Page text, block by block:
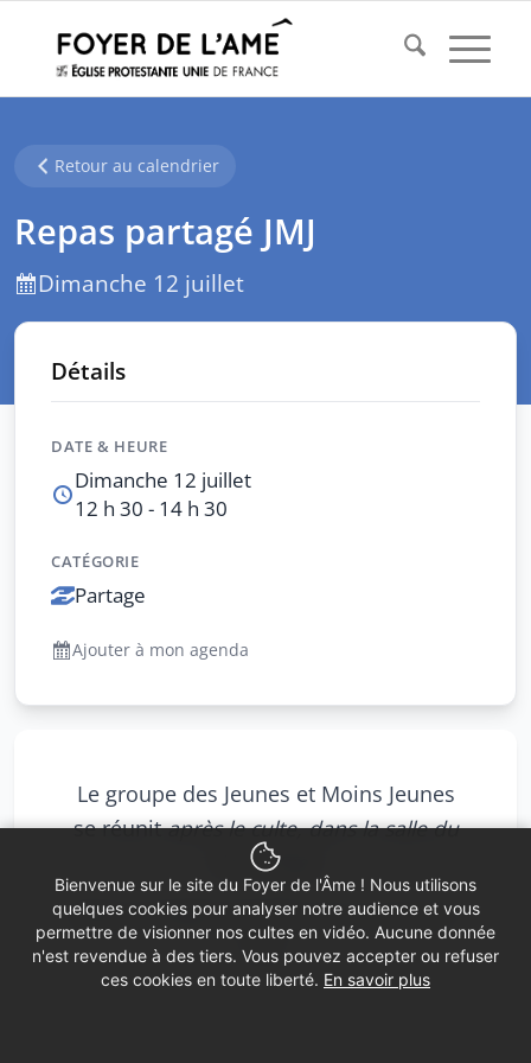
Retour au calendrier
Repas partagé JMJ
Dimanche 12 juillet
Le groupe des Jeunes et Moins Jeunes
se réunitaprès le culte, dans la salle du
2ème étage.
Repas partagé, tiré des sacs et ouvert à
tous.
Détails
DATE & HEURE
Dimanche 12 juillet
12 h 30 - 14 h 30
CATÉGORIE
Partage
Ajouter à mon agenda
Bienvenue sur le site du Foyer de l'Âme ! Nous utilisons
quelques cookies pour analyser notre audience et vous
permettre de visionner nos cultes en vidéo. Aucune donnée
n'est revendue à des tiers. Vous pouvez accepter ou refuser
ces cookies en toute liberté. En savoir plus